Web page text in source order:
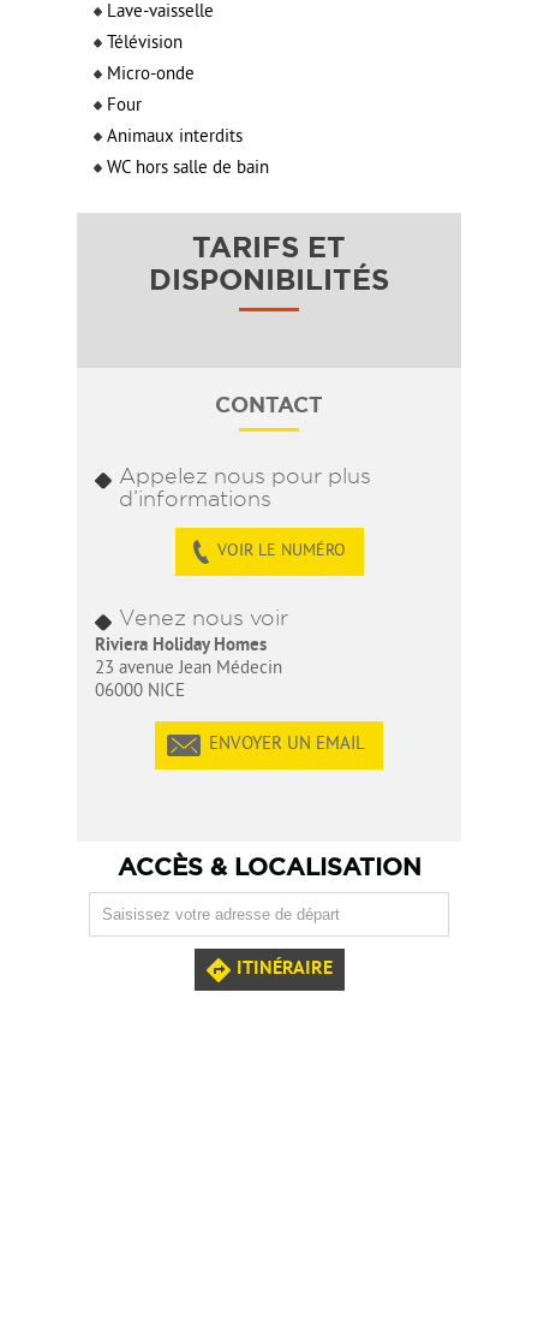
Lave-vaisselle
Télévision
Micro-onde
Four
Animaux interdits
WC hors salle de bain
TARIFS ET
DISPONIBILITÉS
CONTACT
Appelez nous pour plus
d’informations
VOIR LE NUMÉRO
Venez nous voir
Riviera Holiday Homes
23 avenue Jean Médecin
06000 NICE
ENVOYER UN EMAIL
ACCÈS & LOCALISATION